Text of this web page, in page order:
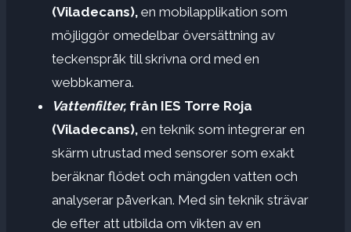
(Viladecans), en mobilapplikation som
möjliggör omedelbar översättning av
teckenspråk till skrivna ord med en
webbkamera.
Vattenfilter, från IES Torre Roja
(Viladecans), en teknik som integrerar en
skärm utrustad med sensorer som exakt
beräknar flödet och mängden vatten och
analyserar påverkan. Med sin teknik strävar
de efter att utbilda om vikten av en